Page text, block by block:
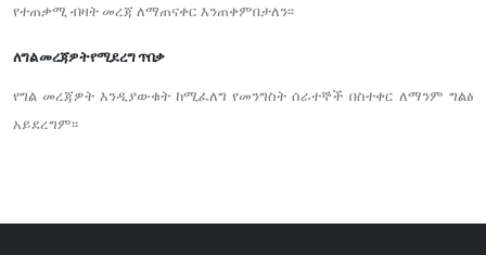
የተጠቃሚ ብዛት መረጃ ለማጠናቀር እንጠቀምበታለን፡፡
ለግል መረጃዎት የሚደረግ ጥበቃ
የግል መረጃዎት እንዲያውቁት ከሚፈለግ የመንግስት ሰራተኞች በስተቀር ለማንም ግልፅ
አይደረግም፡፡